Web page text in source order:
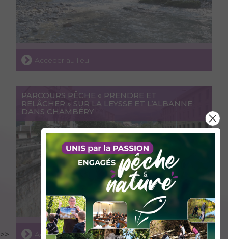
>>
Accéder au lieu
PARCOURS PÊCHE « PRENDRE ET
RELÂCHER » SUR LA LEYSSE ET L’ALBANNE
DANS CHAMBÉRY
Accéder au lieu